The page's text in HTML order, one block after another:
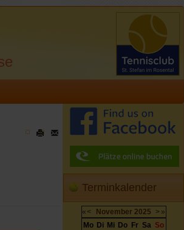
Terminkalender
« < November 2025 > »
Mo Di Mi Do Fr Sa So